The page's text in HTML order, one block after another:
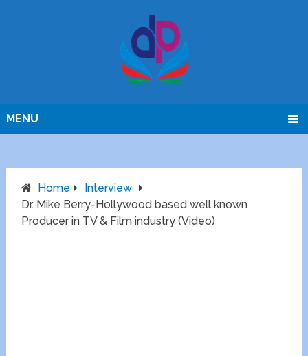
MENU
Home
Interview
Dr. Mike Berry-Hollywood based well known
Producer in TV & Film industry (Video)